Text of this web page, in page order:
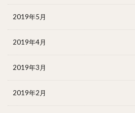
2019年5月
2019年4月
2019年3月
2019年2月